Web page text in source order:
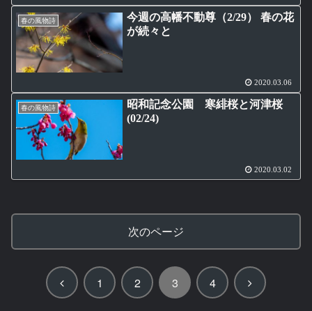
春の風物詩
今週の高幡不動尊（2/29） 春の花
が続々と
2020.03.06
春の風物詩
昭和記念公園 寒緋桜と河津桜
(02/24)
2020.03.02
次のページ
前
1 2 3 4
次